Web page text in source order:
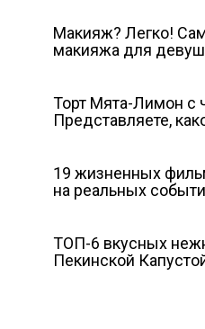
Макияж? Легко!
макияжа для
Торт Мята-Лимон с
Представляете,
19 жизненных
на реальных
ТОП-6 вкусных
Пекинской